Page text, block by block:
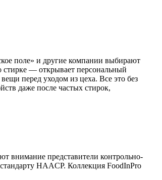
поле» и другие компании выбирают
стирке — открывает персональный
перед уходом из цеха. Все это без
даже после частых стирок,
внимание представители контрольно-
HAACP. Коллекция FoodInPro